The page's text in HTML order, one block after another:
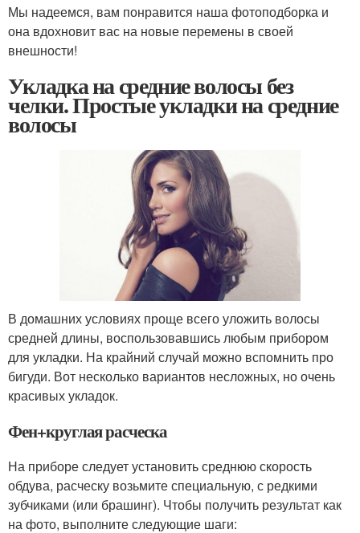
Мы надеемся, вам понравится наша фотоподборка и
она вдохновит вас на новые перемены в своей
внешности!
Укладка на средние волосы без
челки. Простые укладки на средние
волосы
В домашних условиях проще всего уложить волосы
средней длины, воспользовавшись любым прибором
для укладки. На крайний случай можно вспомнить про
бигуди. Вот несколько вариантов несложных, но очень
красивых укладок.
Фен+круглая расческа
На приборе следует установить среднюю скорость
обдува, расческу возьмите специальную, с редкими
зубчиками (или брашинг). Чтобы получить результат как
на фото, выполните следующие шаги: